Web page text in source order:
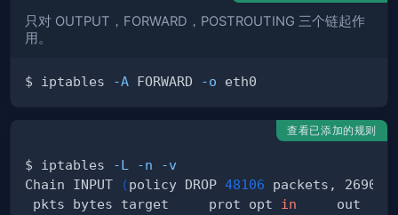
只对 OUTPUT，FORWARD，POSTROUTING 三个链起作
用。
$ iptables -A FORWARD -o
查看已添加的规则
$ iptables -L -n
-v
Chain INPUT
(policy DROP 48106 packets, 2690K
pkts bytes target     prot opt in